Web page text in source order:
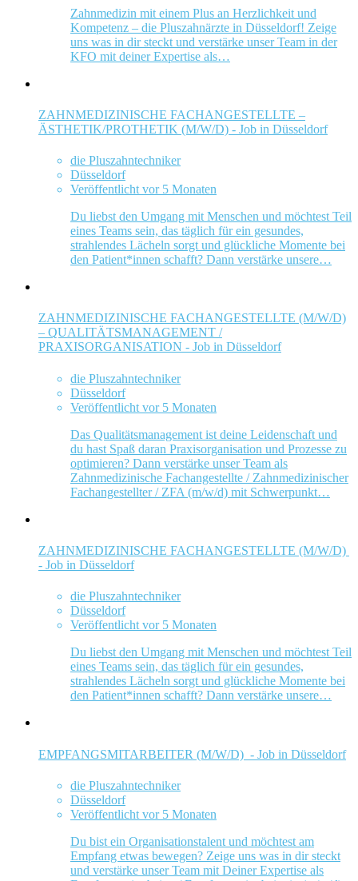
Zahnmedizin mit einem Plus an Herzlichkeit und
Kompetenz – die Pluszahnärzte in Düsseldorf! Zeige
uns was in dir steckt und verstärke unser Team in der
KFO mit deiner Expertise als…
ZAHNMEDIZINISCHE FACHANGESTELLTE –
ÄSTHETIK/PROTHETIK (M/W/D) - Job in Düsseldorf
die Pluszahntechniker
Düsseldorf
Veröffentlicht vor 5 Monaten
Du liebst den Umgang mit Menschen und möchtest Teil
eines Teams sein, das täglich für ein gesundes,
strahlendes Lächeln sorgt und glückliche Momente bei
den Patient*innen schafft? Dann verstärke unsere…
ZAHNMEDIZINISCHE FACHANGESTELLTE (M/W/D)
– QUALITÄTSMANAGEMENT /
PRAXISORGANISATION - Job in Düsseldorf
die Pluszahntechniker
Düsseldorf
Veröffentlicht vor 5 Monaten
Das Qualitätsmanagement ist deine Leidenschaft und
du hast Spaß daran Praxisorganisation und Prozesse zu
optimieren? Dann verstärke unser Team als
Zahnmedizinische Fachangestellte / Zahnmedizinischer
Fachangestellter / ZFA (m/w/d) mit Schwerpunkt…
ZAHNMEDIZINISCHE FACHANGESTELLTE (M/W/D)
- Job in Düsseldorf
die Pluszahntechniker
Düsseldorf
Veröffentlicht vor 5 Monaten
Du liebst den Umgang mit Menschen und möchtest Teil
eines Teams sein, das täglich für ein gesundes,
strahlendes Lächeln sorgt und glückliche Momente bei
den Patient*innen schafft? Dann verstärke unsere…
EMPFANGSMITARBEITER (M/W/D) - Job in Düsseldorf
die Pluszahntechniker
Düsseldorf
Veröffentlicht vor 5 Monaten
Du bist ein Organisationstalent und möchtest am
Empfang etwas bewegen? Zeige uns was in dir steckt
und verstärke unser Team mit Deiner Expertise als